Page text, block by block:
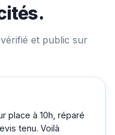
et public sur
place à 10h, réparé
tenu. Voilà